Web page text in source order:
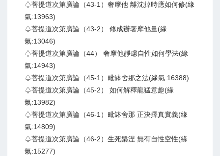
♤菩提道次第廣論（43-1）奢摩他 離沈掉時應如何修(緣
氣:13963)
♤菩提道次第廣論（43-2） 修成辦奢摩他量(緣
氣:13046)
♤菩提道次第廣論（44） 奢摩他靜慮自性如何學法(緣
氣:14943)
♤菩提道次第廣論（45-1）毗缽舍那之法(緣氣:16388)
♤菩提道次第廣論（45-2） 如何解釋龍猛意趣(緣
氣:13982)
♤菩提道次第廣論（46-1）毗缽舍那 正決擇真實義(緣
氣:14809)
♤菩提道次第廣論（46-2）生死槃涅 無有自性空性(緣
氣:15277)